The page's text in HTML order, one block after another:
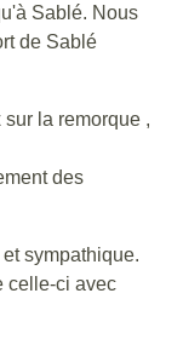
Sablé. Nous
de Sablé
la remorque ,
des
sympathique.
celle-ci avec